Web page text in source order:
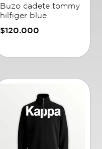
Buzo cadete tommy
hilfiger blue
$120.000